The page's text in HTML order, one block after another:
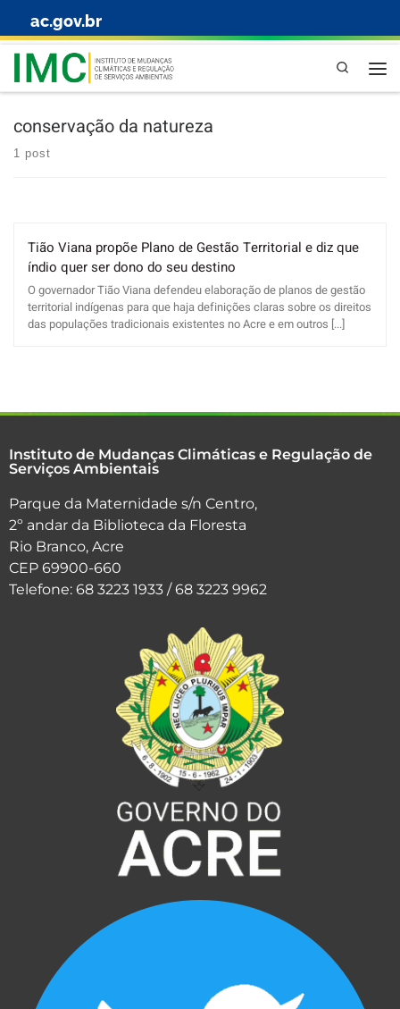
Skip to content
ac.gov.br
Pesquisa
conservação da natureza
1 post
Tião Viana propõe Plano de Gestão Territorial e diz que
índio quer ser dono do seu destino
O governador Tião Viana defendeu elaboração de planos de gestão
territorial indígenas para que haja definições claras sobre os direitos
das populações tradicionais existentes no Acre e em outros [...]
Instituto de Mudanças Climáticas e Regulação de
Serviços Ambientais
Parque da Maternidade s/n Centro,
2º andar da Biblioteca da Floresta
Rio Branco, Acre
CEP 69900-660
Telefone: 68 3223 1933 / 68 3223 9962